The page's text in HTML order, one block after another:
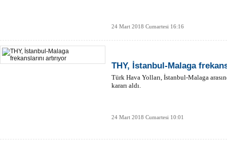
24 Mart 2018 Cumartesi 16:16
THY, İstanbul-Malaga
Türk Hava Yolları, İstanbul-Malaga
kararı aldı.
24 Mart 2018 Cumartesi 10:01